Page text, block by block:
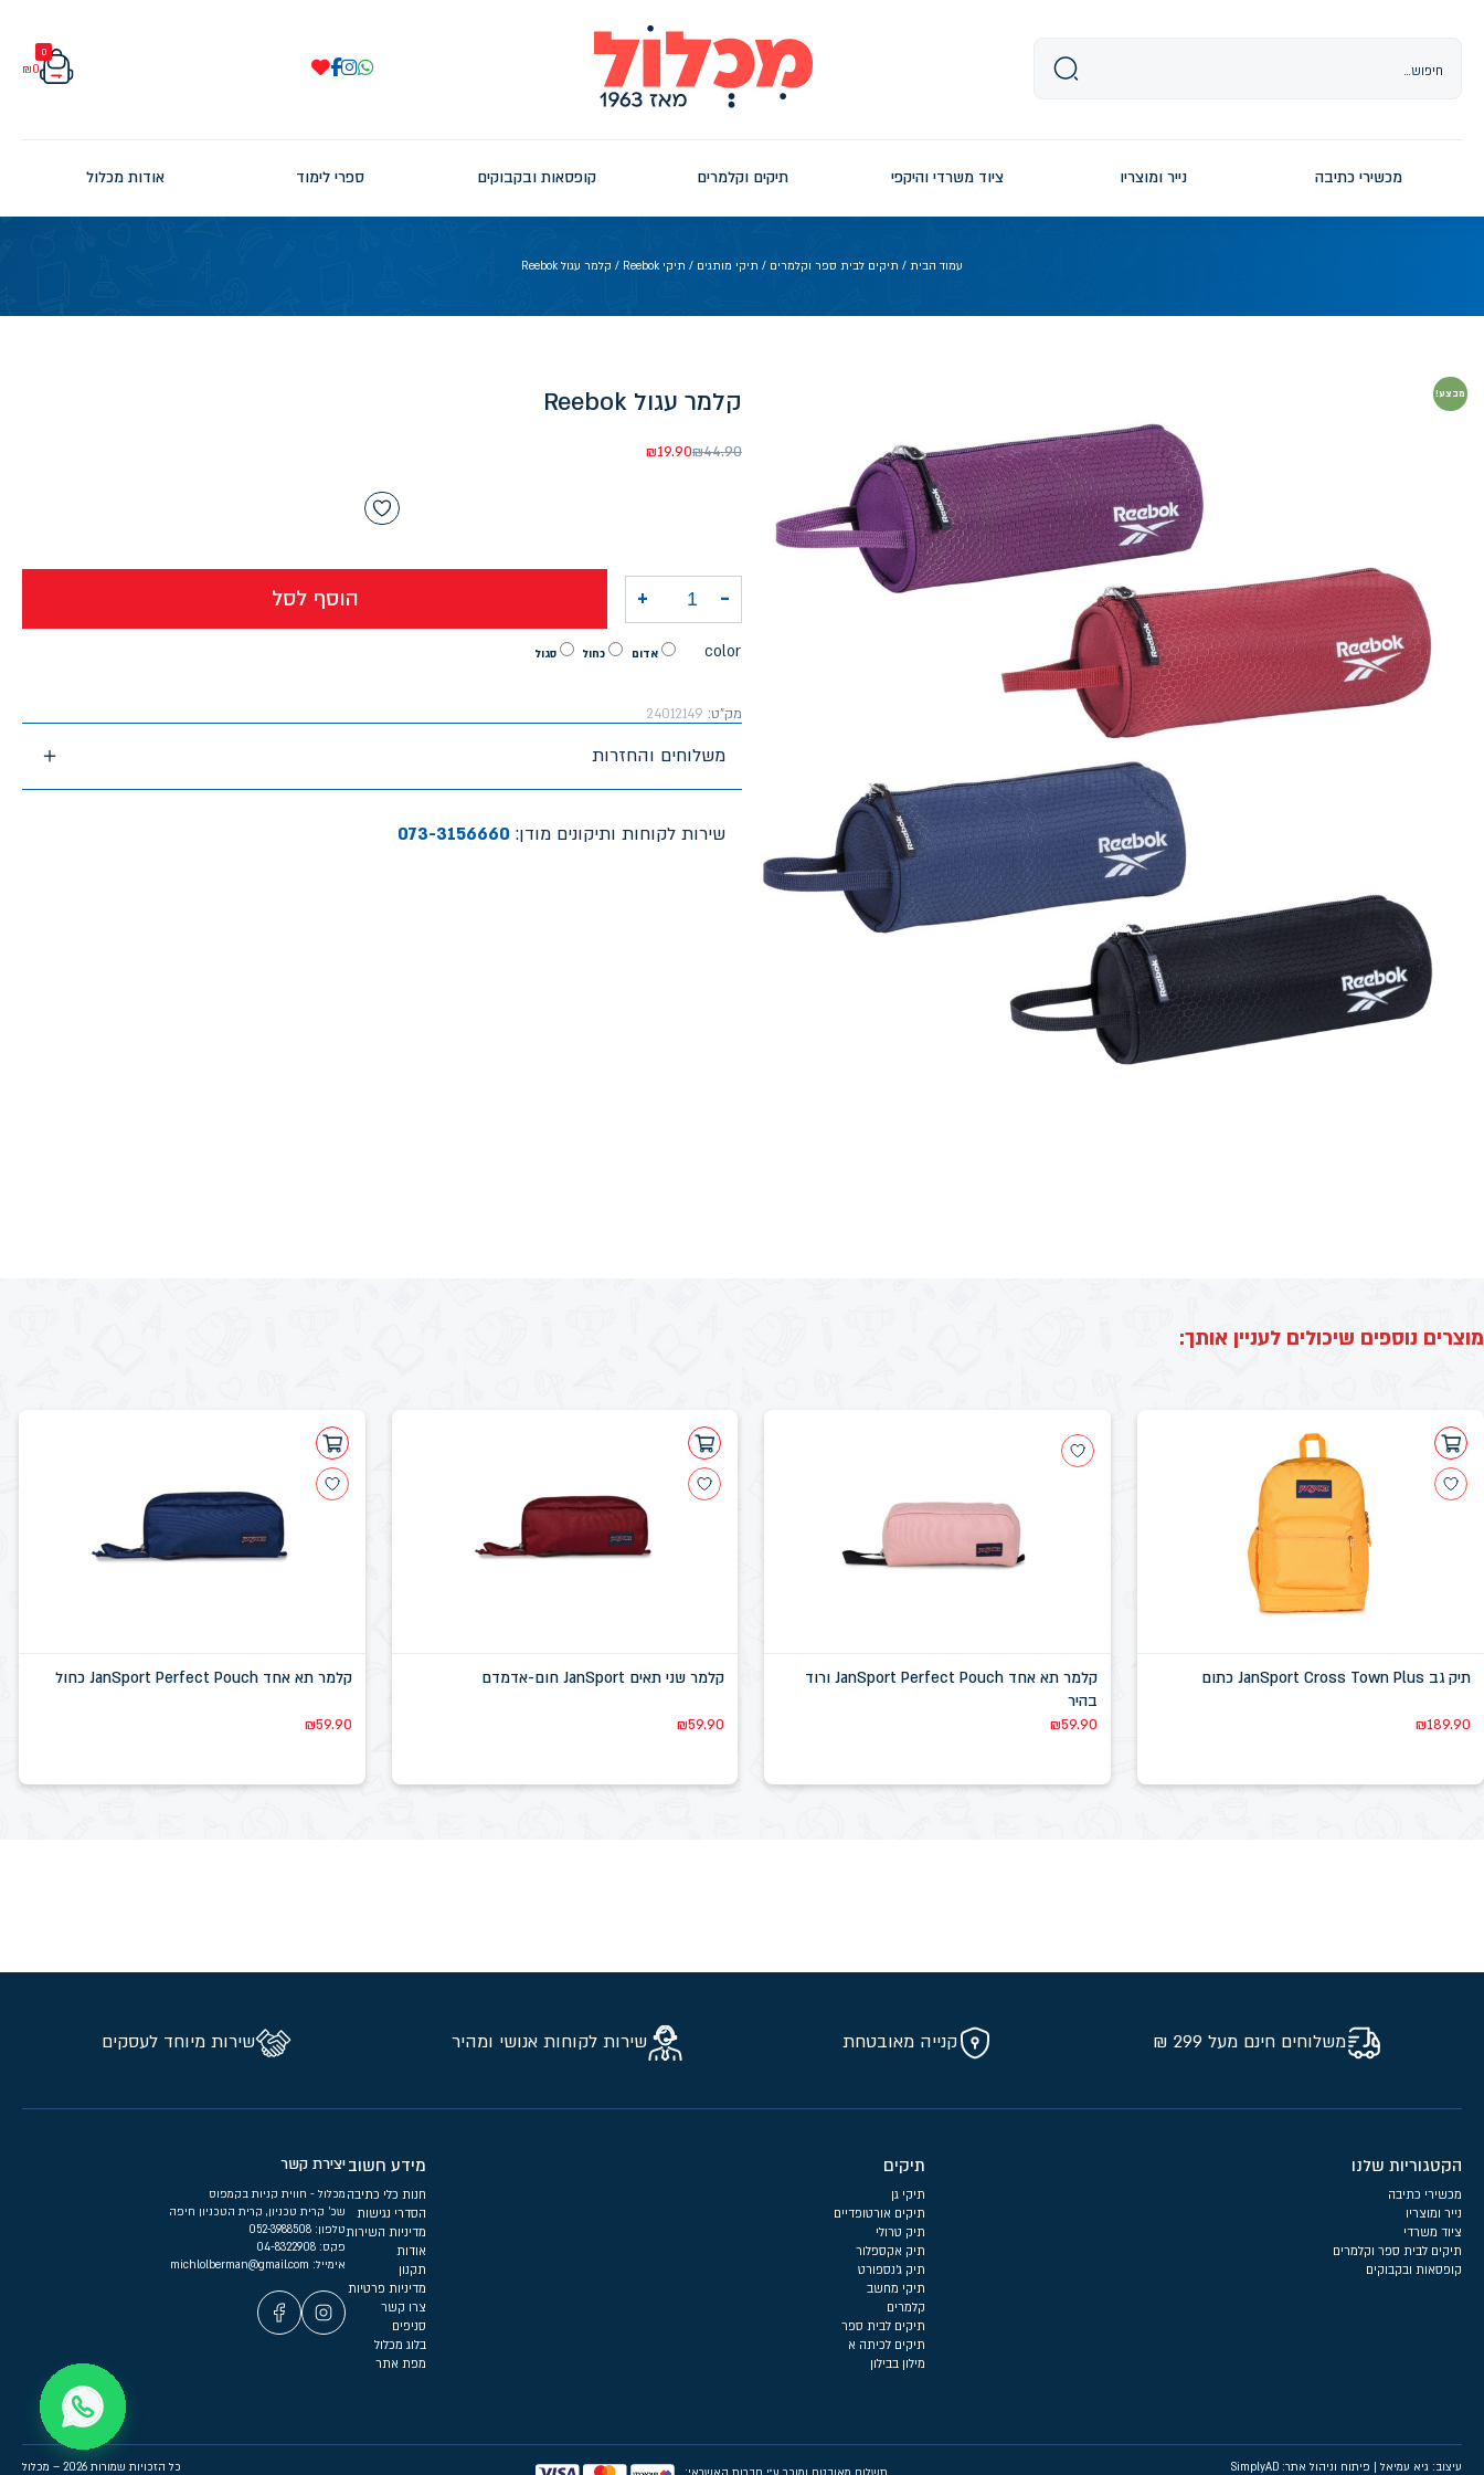
0
₪0
מכשירי כתיבה נייר ומוצריו ציוד משרדי והיקפי תיקים וקלמרים קופסאות ובקבוקים ספרי לימוד אודות מכלול
עמוד הבית / תיקים לבית ספר וקלמרים / תיקי מותגים / תיקי Reebok / קלמר עגול Reebok
מבצע! קלמר עגול Reebok
₪44.90
₪19.90
color אדום כחול סגול
- כמות של קלמר עגול Reebok
+ הוסף לסל
מק"ט: 24012149
משלוחים והחזרות
שירות לקוחות ותיקונים מודן: 073-3156660
מוצרים נוספים שיכולים לעניין אותך:
תיק גב JanSport Cross Town Plus כתום
₪189.90
קלמר תא אחד JanSport Perfect Pouch ורוד
בהיר
₪59.90
קלמר שני תאים JanSport חום-אדמדם
₪59.90
קלמר תא אחד JanSport Perfect Pouch כחול
₪59.90
משלוחים חינם מעל 299 ₪ קנייה מאובטחת שירות לקוחות אנושי ומהיר שירות מיוחד לעסקים
הקטגוריות שלנו
מכשירי כתיבה
נייר ומוצריו
ציוד משרדי
תיקים לבית ספר וקלמרים
קופסאות ובקבוקים
תיקים
תיקי גן
תיקים אורטופדיים
תיק טרולי
תיק אקספלור
תיק ג'נספורט
תיקי מחשב
קלמרים
תיקים לבית ספר
תיקים לכיתה א
מילון בבילון
מידע חשוב
חנות כלי כתיבה
הסדרי נגישות
מדיניות השירות
אודות
תקנון
מדיניות פרטיות
צרו קשר
סניפים
בלוג מכלול
מפת אתר
יצירת קשר
מכלול - חווית קניות בקמפוס
שכ’ קרית טכניון, קרית הטכניון חיפה
טלפון:
פקס: 04-8322908
אימייל:
עיצוב: גיא עמיאל | פיתוח וניהול אתר: SimplyAD כל הזכויות שמורות 2026 – מכלול